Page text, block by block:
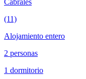
Cabrales
(11)
Alojamiento entero
2 personas
1 dormitorio